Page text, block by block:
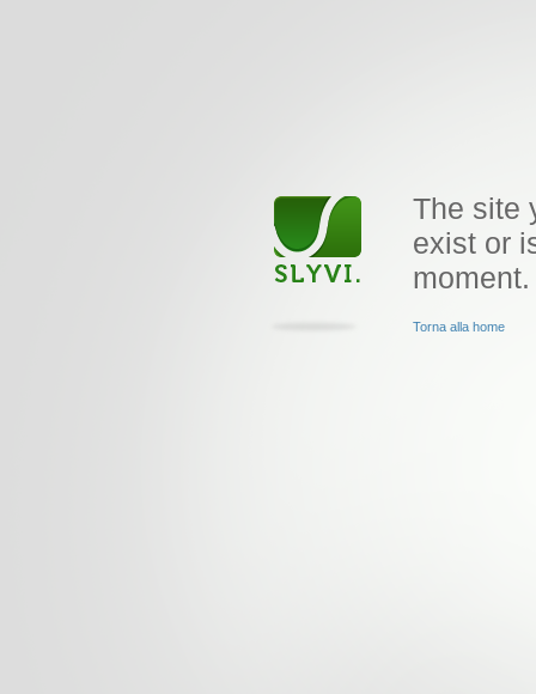
The site
exist or
moment.
Torna alla home